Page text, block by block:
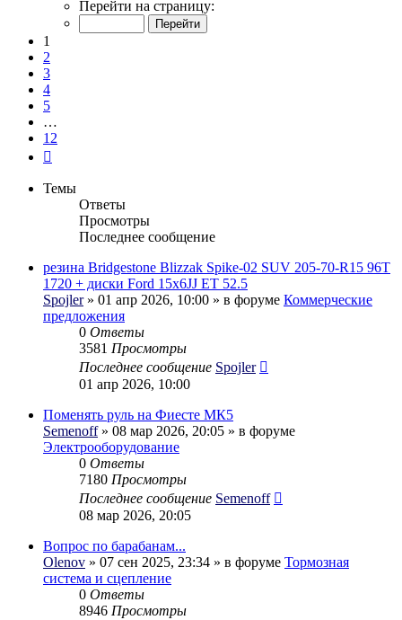
Перейти на страницу:
1
2
3
4
5
…
12
Темы
Ответы
Просмотры
Последнее сообщение
резина Bridgestone Blizzak Spike-02 SUV 205-70-R15 96T
1720 + диски Ford 15x6JJ ET 52.5
Spojler» 01 апр 2026, 10:00 » в форуме Коммерческие
предложения
0 Ответы
3581 Просмотры
Последнее сообщение Spojler
01 апр 2026, 10:00
Поменять руль на Фиесте МК5
Semenoff» 08 мар 2026, 20:05 » в форуме
Электрооборудование
0 Ответы
7180 Просмотры
Последнее сообщение Semenoff
08 мар 2026, 20:05
Вопрос по барабанам...
Olenov » 07 сен 2025, 23:34 » в форуме Тормозная
система и сцепление
0 Ответы
8946 Просмотры